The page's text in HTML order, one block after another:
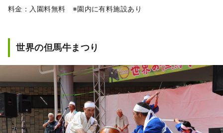
料金：入園料無料 ※園内に有料施設あり
世界の但馬牛まつり